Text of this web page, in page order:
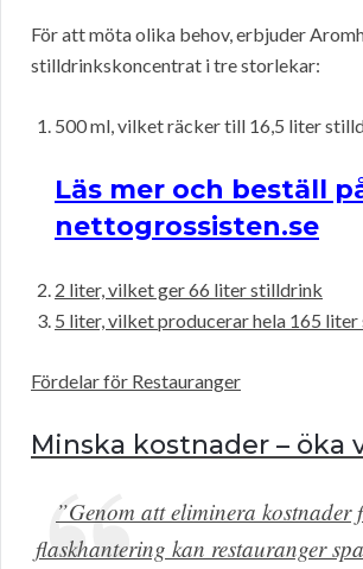
För att möta olika behov, erbjuder
stilldrinkskoncentrat i tre storlekar:
500 ml, vilket räcker till 16,5 liter
Läs mer och beställ
nettogrossisten.se
2 liter, vilket ger 66 liter stilldrink
5 liter, vilket producerar hela 165
Fördelar för Restauranger
Minska kostnader – öka
”Genom att eliminera kostnader
flaskhantering kan restauranger